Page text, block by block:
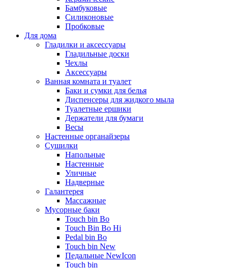
Бамбуковые
Силиконовые
Пробковые
Для дома
Гладилки и аксессуары
Гладильные доски
Чехлы
Аксессуары
Ванная комната и туалет
Баки и сумки для белья
Диспенсеры для жидкого мыла
Туалетные ершики
Держатели для бумаги
Весы
Настенные органайзеры
Сушилки
Напольные
Настенные
Уличные
Надверные
Галантерея
Массажные
Мусорные баки
Touch bin Bo
Touch Bin Bo Hi
Pedal bin Bo
Touch bin New
Педальные NewIcon
Touch bin